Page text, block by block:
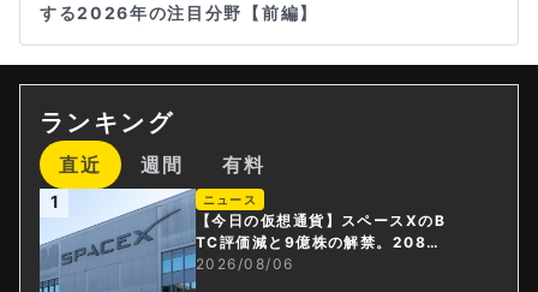
する2026年の注目分野【前編】
ランキング
直近 週間 有料
1 ニュース
【今日の仮想通貨】スペースXのB
TC評価減と9億株の解禁。208億
円相当のBTCが盗難
2026/08/06